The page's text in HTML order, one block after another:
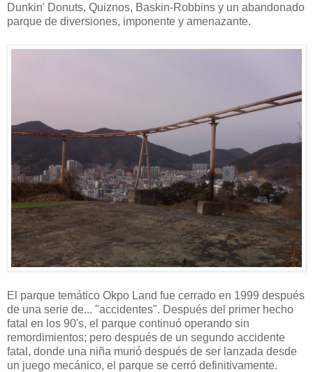
Dunkin' Donuts, Quiznos, Baskin-Robbins y un abandonado
parque de diversiones, imponente y amenazante.
El parque temático Okpo Land fue cerrado en 1999 después
de una serie de... "accidentes". Después del primer hecho
fatal en los 90's, el parque continuó operando sin
remordimientos; pero después de un segundo accidente
fatal, donde una niña murió después de ser lanzada desde
un juego mecánico, el parque se cerró definitivamente.